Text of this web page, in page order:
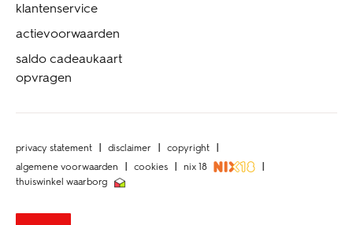
klantenservice
actievoorwaarden
saldo cadeaukaart
opvragen
privacy statement disclaimer
copyright
algemene voorwaarden
cookies
nix 18
thuiswinkel waarborg